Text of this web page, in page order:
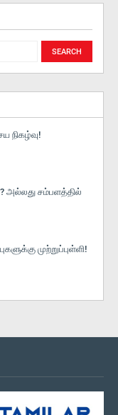
நிகழ்வு!
அல்லது சம்பளத்தில்
முற்றுப்புள்ளி!